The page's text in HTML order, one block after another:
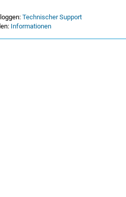
Technischer Support
Informationen